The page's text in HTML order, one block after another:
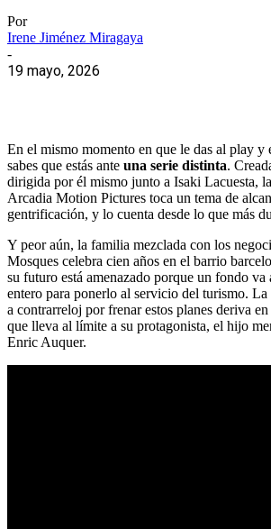
Por
Irene Jiménez Miragaya
-
19 mayo, 2026
En el mismo momento en que le das al play y
sabes que estás ante una serie distinta.
dirigida por él mismo junto a Isaki Lacuesta,
Arcadia Motion Pictures toca un tema de
gentrificación, y lo cuenta desde lo que más
Y peor aún, la familia mezclada con los
Mosques celebra cien años en el barrio
su futuro está amenazado porque un fondo
entero para ponerlo al servicio del turismo. La
a contrarreloj por frenar estos planes deriva
que lleva al límite a su protagonista, el hijo
Enric Auquer.